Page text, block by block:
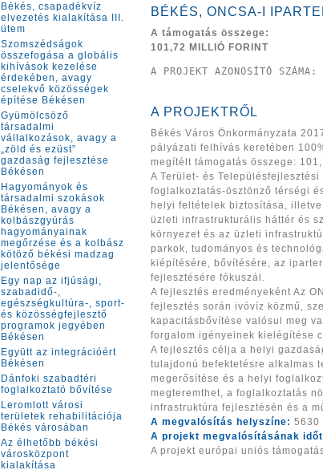
Békés, csapadékvíz
elvezetés kialakítása III.
ütem
Szomszédságok
összefogása a globális
kihívások kezelése
érdekében, avagy
cselekvő közösségek
építése Békésen
Gyümölcsöző
társadalmi
vállalkozások, avagy a
„zöld és ezüst”
gazdaság fejlesztése
Békésen
Hagyományok és
társadalmi szokások
Békésen, avagy a
kolbászgyúrás
hagyományainak
megőrzése és a kolbász
kötöző békési madzag
jelentősége
Egy nap az ifjúsági,
szabadidő-,
egészségkultúra-, sport-
és közösségfejlesztő
programok jegyében
Békésen
Együtt az integrációért
Békésen
Dánfoki szabadtéri
foglalkoztató bővítése
Leromlott városi
területek rehabilitációja
Békés városában
Az élhetőbb békési
városközpont
kialakítása
BÉKÉS, ONCSA-I
A támogatás összege:
101,72 MILLIÓ FORINT
A PROJEKT AZONOSÍTÓ
A PROJEKTRŐL
Békés Város Önkormányzata
pályázati felhívás keretében
megítélt támogatás összege:
A Terület- és
foglalkoztatás-ösztönző térségi
helyi feltételek biztosítása,
üzleti infrastrukturális háttér és
környezet és az üzleti
parkok, tudományos és
kiépítésére, bővítésére, az
fejlesztésére fókuszál.
A fejlesztés eredményeként Az
fejlesztés során ivóvíz közmű,
kapacitásbővítése valósul meg
forgalom igényeinek kielégítése
A fejlesztés célja a helyi
tulajdonú befektetésre alkalmas
megerősítése és a helyi
megteremthet, a foglalkoztatás
infrastruktúra fejlesztésén és a
A megvalósítás helyszíne: 5630
A projekt megvalósításának
A projekt európai uniós